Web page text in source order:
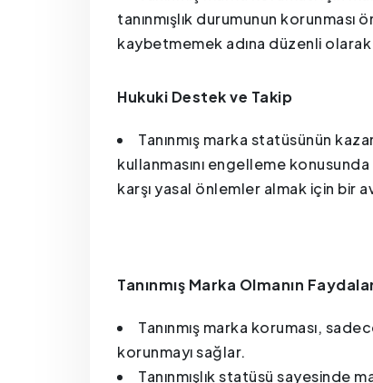
tanınmışlık durumunun korunması
kaybetmemek adına düzenli olarak
Hukuki Destek ve Takip
Tanınmış marka statüsünün
kullanmasını engelleme
karşı yasal önlemler almak için bir
Tanınmış Marka Olmanın
Tanınmış marka koruması,
korunmayı sağlar.
Tanınmışlık statüsü sayesinde